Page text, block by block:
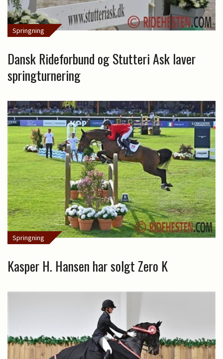
Springning
Dansk Rideforbund og Stutteri Ask laver
springturnering
Springning
Kasper H. Hansen har solgt Zero K